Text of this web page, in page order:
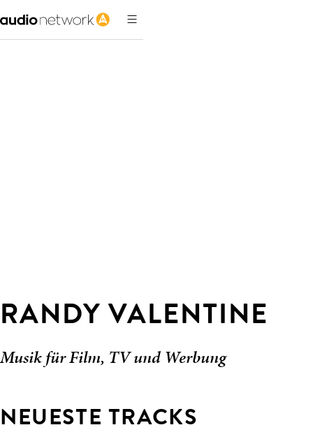
RANDY VALENTINE
Musik für Film, TV und Werbung
NEUESTE TRACKS